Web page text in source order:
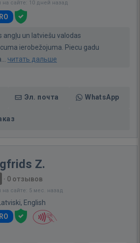
сайте: 10 дней назад
angļu un latviešu valodas
ierobežojuma. Piecu gadu
читать дальше
Эл. почта WhatsApp
Z.
· 0 отзывов
на сайте: 5 мес. назад
English